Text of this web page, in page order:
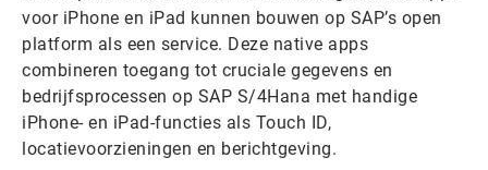
voor iPhone en iPad kunnen bouwen op SAP’s open
platform als een service. Deze native apps
combineren toegang tot cruciale gegevens en
bedrijfsprocessen op SAP S/4Hana met handige
iPhone- en iPad-functies als Touch ID,
locatievoorzieningen en berichtgeving.